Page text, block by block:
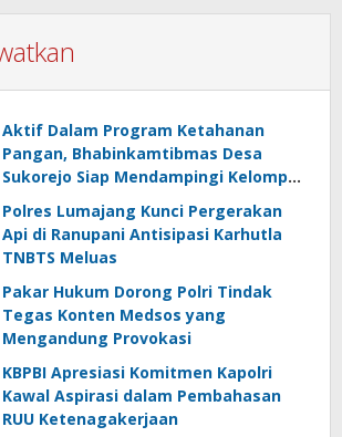
Aktif Dalam Program Ketahanan
Pangan, Bhabinkamtibmas Desa
Sukorejo Siap Mendampingi Kelompok
Tani
Polres Lumajang Kunci Pergerakan
Api di Ranupani Antisipasi Karhutla
TNBTS Meluas
Pakar Hukum Dorong Polri Tindak
Tegas Konten Medsos yang
Mengandung Provokasi
KBPBI Apresiasi Komitmen Kapolri
Kawal Aspirasi dalam Pembahasan
RUU Ketenagakerjaan